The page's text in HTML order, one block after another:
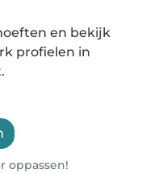
en bekijk
profielen in
oppassen!